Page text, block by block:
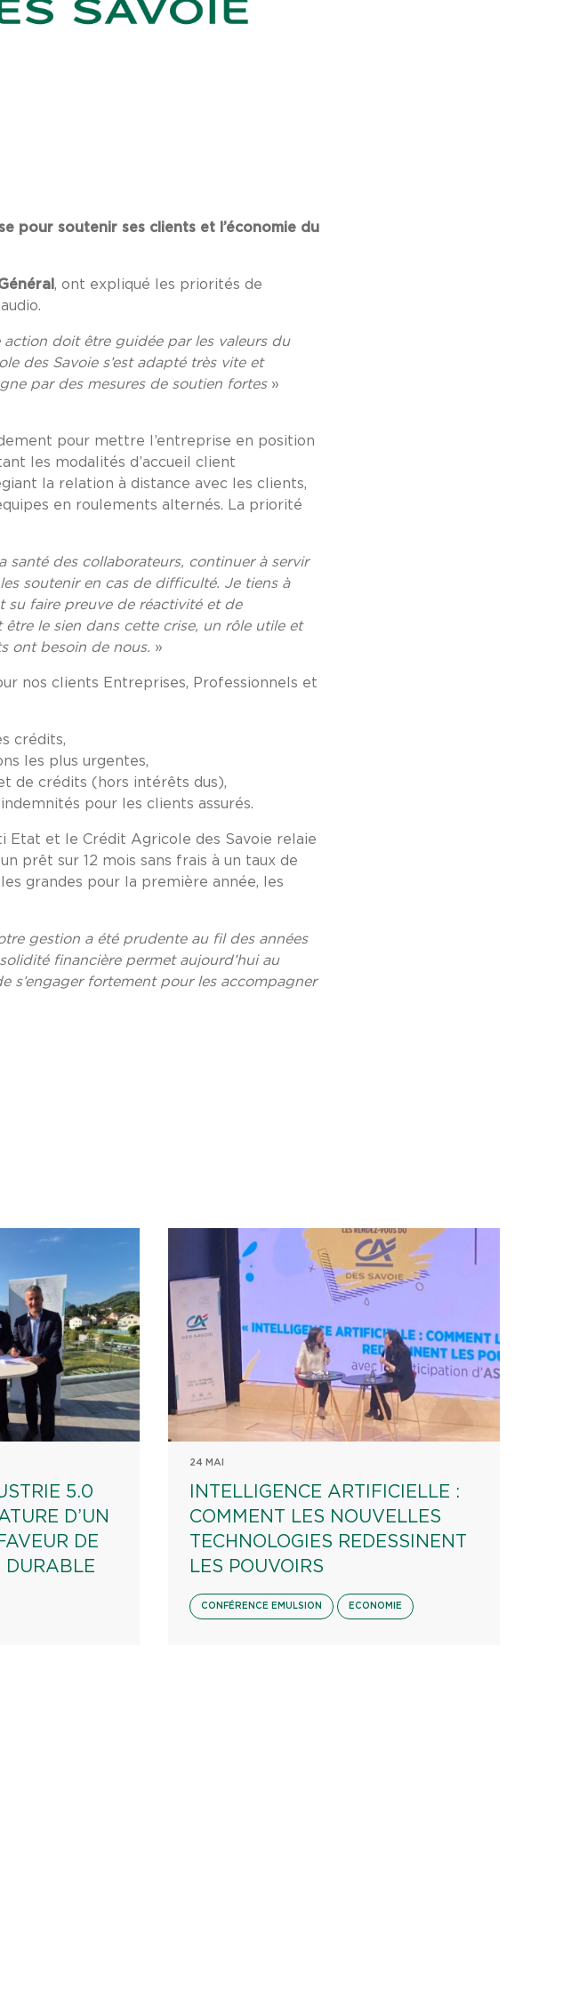
pour soutenir ses clients et l’économie du
, ont expliqué les priorités de
doit être guidée par les valeurs du
des Savoie s’est adapté très vite et
par des mesures de soutien fortes»
pour mettre l’entreprise en position
les modalités d’accueil client
la relation à distance avec les clients,
en roulements alternés. La priorité
des collaborateurs, continuer à servir
soutenir en cas de difficulté. Je tiens à
su faire preuve de réactivité et de
le sien dans cette crise, un rôle utile et
ont besoin de nous. »
nos clients Entreprises, Professionnels et
crédits,
les plus urgentes,
de crédits (hors intérêts dus),
pour les clients assurés.
Etat et le Crédit Agricole des Savoie relaie
prêt sur 12 mois sans frais à un taux de
grandes pour la première année, les
gestion a été prudente au fil des années
financière permet aujourd’hui au
s’engager fortement pour les accompagner
5.0
D’UN
DE
DURABLE
24 MAI
INTELLIGENCE ARTIFICIELLE :
COMMENT LES NOUVELLES
TECHNOLOGIES REDESSINENT
LES POUVOIRS
CONFÉRENCE EMULSION ECONOMIE